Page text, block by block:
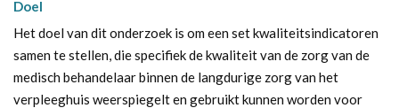
Doel
Het doel van dit onderzoek is om een set kwaliteitsindicatoren
samen te stellen, die specifiek de kwaliteit van de zorg van de
medisch behandelaar binnen de langdurige zorg van het
verpleeghuis weerspiegelt en gebruikt kunnen worden voor